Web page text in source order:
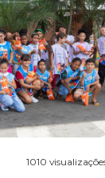
1010